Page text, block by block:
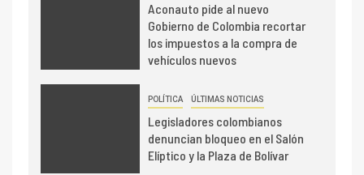
Aconauto pide al nuevo
Gobierno de Colombia recortar
los impuestos a la compra de
vehículos nuevos
POLÍTICA ÚLTIMAS NOTICIAS
Legisladores colombianos
denuncian bloqueo en el Salón
Elíptico y la Plaza de Bolívar